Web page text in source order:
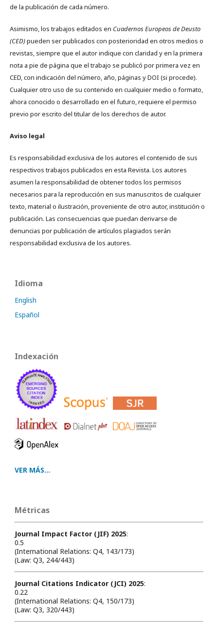
de la publicación de cada número.
Asimismo, los trabajos editados en Cuadernos Europeos de Deusto
(CED)pueden ser publicados con posterioridad en otros medios o
revistas, siempre que el autor indique con claridad y en la primera
nota a pie de página que el trabajo se publicó por primera vez en
CED, con indicación del número, año, páginas y DOI (si procede).
Cualquier otro uso de su contenido en cualquier medio o formato,
ahora conocido o desarrollado en el futuro, requiere el permiso
previo por escrito del titular de los derechos de autor.
Aviso legal
Es responsabilidad exclusiva de los autores el contenido de sus
respectivos trabajos publicados en esta Revista. Los autores
asumen la responsabilidad de obtener todos los permisos
necesarios para la reproducción en sus manuscritos de cualquier
texto, material o ilustración, proveniente de otro autor, institución o
publicación. Las consecuencias que puedan derivarse de
denuncias por publicación de artículos plagiados serán
responsabilidad exclusiva de los autores.
Idioma
English
Español
Indexación
VER MÁS...
Métricas
Journal Impact Factor (JIF) 2025:
0.5
(International Relations: Q4, 143/173)
(Law: Q3, 244/443)
Journal Citations Indicator (JCI) 2025:
0.22
(International Relations: Q4, 150/173)
(Law: Q3, 320/443)